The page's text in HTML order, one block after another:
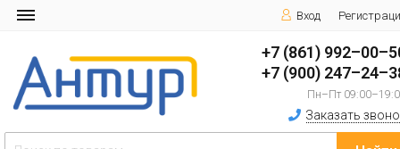
Вход
+7 (861)
+7 (900)
Пн–Пт
Заказать